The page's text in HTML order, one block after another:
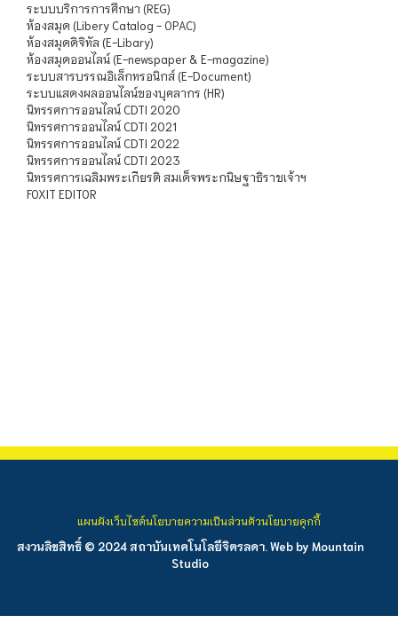
ระบบบริการการศึกษา (REG)
ห้องสมุด (Libery Catalog - OPAC)
ห้องสมุดดิจิทัล (E-Libary)
ห้องสมุดออนไลน์ (E-newspaper & E-magazine)
ระบบสารบรรณอิเล็กทรอนิกส์ (E-Document)
ระบบแสดงผลออนไลน์ของบุคลากร (HR)
นิทรรศการออนไลน์ CDTI 2020
นิทรรศการออนไลน์ CDTI 2021
นิทรรศการออนไลน์ CDTI 2022
นิทรรศการออนไลน์ CDTI 2023
นิทรรศการเฉลิมพระเกียรติ สมเด็จพระกนิษฐาธิราชเจ้าฯ
FOXIT EDITOR
สงวนลิขสิทธิ์ © 2024 สถาบันเทคโนโลยีจิตรลดา. Web by Mountain
Studio
แผนผังเว็บไซต์นโยบายความเป็นส่วนตัวนโยบายคุกกี้